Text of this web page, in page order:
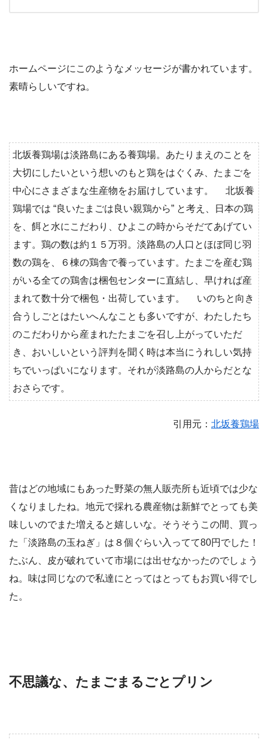
ホームページにこのようなメッセージが書かれています。
素晴らしいですね。
北坂養鶏場は淡路島にある養鶏場。あたりまえのことを
大切にしたいという想いのもと鶏をはぐくみ、たまごを
中心にさまざまな生産物をお届けしています。 北坂養
鶏場では “良いたまごは良い親鶏から” と考え、日本の鶏
を、餌と水にこだわり、ひよこの時からそだてあげてい
ます。鶏の数は約１５万羽。淡路島の人口とほぼ同じ羽
数の鶏を、６棟の鶏舎で養っています。たまごを産む鶏
がいる全ての鶏舎は梱包センターに直結し、早ければ産
まれて数十分で梱包・出荷しています。 いのちと向き
合うしごとはたいへんなことも多いですが、わたしたち
のこだわりから産まれたたまごを召し上がっていただ
き、おいしいという評判を聞く時は本当にうれしい気持
ちでいっぱいになります。それが淡路島の人からだとな
おさらです。
引用元： 北坂養鶏場
昔はどの地域にもあった野菜の無人販売所も近頃では少な
くなりましたね。地元で採れる農産物は新鮮でとっても美
味しいのでまた増えると嬉しいな。そうそうこの間、買っ
た「淡路島の玉ねぎ」は８個ぐらい入ってて80円でした！
たぶん、皮が破れていて市場には出せなかったのでしょう
ね。味は同じなので私達にとってはとってもお買い得でし
た。
不思議な、たまごまるごとプリン